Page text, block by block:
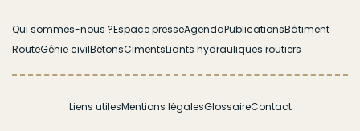
Menu
Footer
Qui sommes-nous ?Espace presseAgendaPublicationsBâtiment
RouteGénie civilBétonsCimentsLiants hydrauliques routiers
FooterLiens utilesMentions légalesGlossaireContact